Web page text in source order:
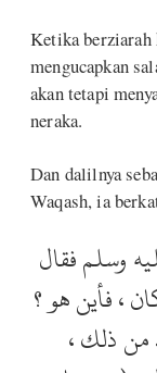
Ketika berziarah
mengucapkan
akan tetapi
neraka.
Dan dalilnya
Waqash, ia
وسلم فقال
، فأين هو ؟
من ذلك ،